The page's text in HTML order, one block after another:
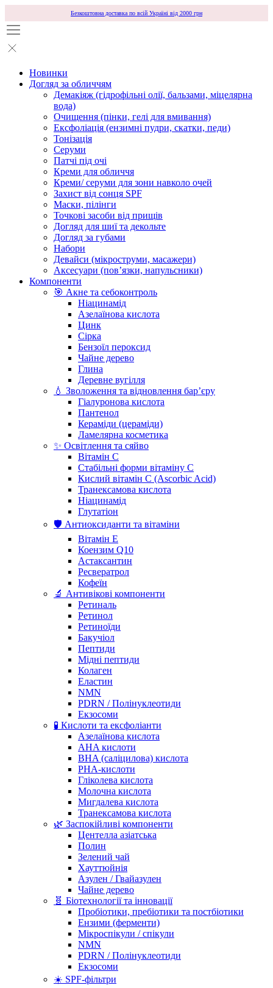
Безкоштовна доставка по всій Україні від 2000 грн
Новинки
Догляд за обличчям
Демакіяж (гідрофільні олії, бальзами, міцелярна
вода)
Очищення (пінки, гелі для вмивання)
Ексфоліація (ензимні пудри, скатки, педи)
Тонізація
Серуми
Патчі під очі
Креми для обличчя
Креми/ серуми для зони навколо очей
Захист від сонця SPF
Маски, пілінги
Точкові засоби від прищів
Догляд для шиї та декольте
Догляд за губами
Набори
Девайси (мікроструми, масажери)
Аксесуари (повʼязки, напульсники)
Компоненти
🎯 Акне та себоконтроль
Ніацинамід
Азелаїнова кислота
Цинк
Сірка
Бензоїл пероксид
Чайне дерево
Глина
Деревне вугілля
💧 Зволоження та відновлення бар’єру
Гіалуронова кислота
Пантенол
Кераміди (цераміди)
Ламелярна косметика
✨ Освітлення та сяйво
Вітамін С
Стабільні форми вітаміну С
Кислий вітамін С (Ascorbic Acid)
Транексамова кислота
Ніацинамід
Глутатіон
🛡️ Антиоксиданти та вітаміни
Вітамін Е
Коензим Q10
Астаксантин
Ресвератрол
Кофеїн
🔬 Антивікові компоненти
Ретиналь
Ретинол
Ретиноїди
Бакучіол
Пептиди
Мідні пептиди
Колаген
Еластин
NMN
PDRN / Полінуклеотиди
Екзосоми
🧪 Кислоти та ексфоліанти
Азелаїнова кислота
AHA кислоти
BHA (саліцилова) кислота
PHA-кислоти
Гліколева кислота
Молочна кислота
Мигдалева кислота
Транексамова кислота
🌿 Заспокійливі компоненти
Центелла азіатська
Полин
Зелений чай
Хауттюйнія
Азулен / Гвайазулен
Чайне дерево
🧬 Біотехнології та інновації
Пробіотики, пребіотики та постбіотики
Ензими (ферменти)
Мікроспікули / спікули
NMN
PDRN / Полінуклеотиди
Екзосоми
☀️ SPF-фільтри